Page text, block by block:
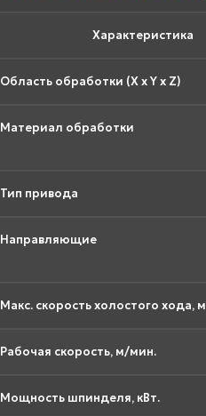
Характеристика
Область обработки (X x Y x Z)
Материал обработки
Тип привода
Направляющие
Макс. скорость холостого хода,
Рабочая скорость, м/мин.
Мощность шпинделя, кВт.